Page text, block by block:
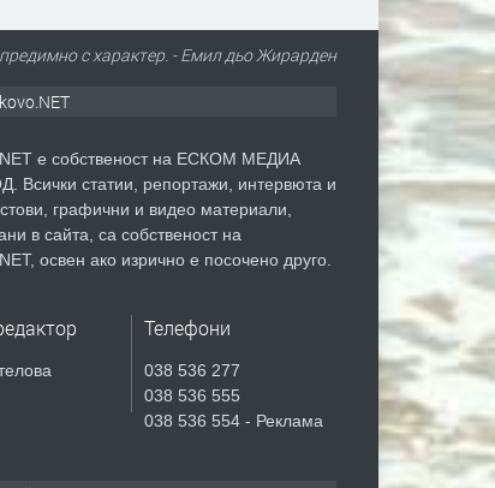
с характер. - Емил дьо Жирарден
е собственост на ЕСКОМ МЕДИА
Всички статии, репортажи, интервюта и
графични и видео материали,
в сайта, са собственост на
освен ако изрично е посочено друго.
Телефони
038 536 277
038 536 555
038 536 554 - Реклама